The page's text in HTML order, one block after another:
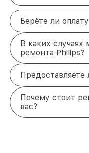
Берёте ли
В каких случаях
ремонта Philips?
Предоставляете
Почему стоит
вас?